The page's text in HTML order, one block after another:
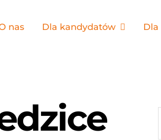
nas Dla kandydatów Dla